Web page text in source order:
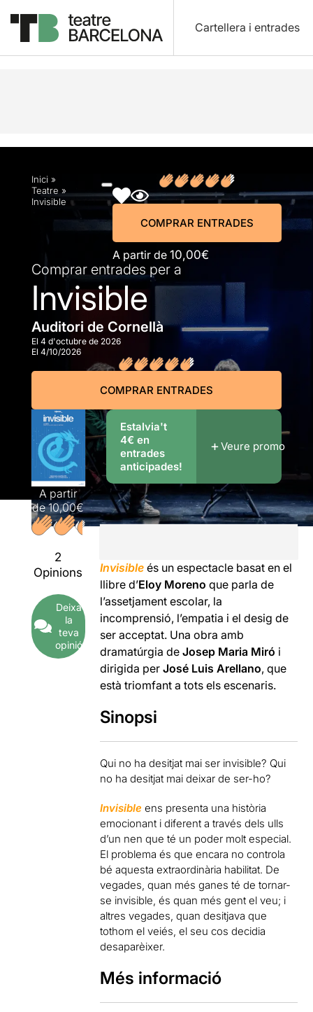
Cartellera i entrades
Descripció Horaris Fitxa artística Fotos i
Inici »
Teatre »
Invisible
A partir de 10,00€
COMPRAR ENTRADES
Comprar entrades per a
Invisible
Auditori de Cornellà
El 4 d'octubre de 2026
El 4/10/2026
COMPRAR ENTRADES
A partir
de10,00€
2
Opinions
Deixa
la
teva
opinió
Estalvia't
4€ en
entrades
anticipades!
Veure promo
Invisible és un espectacle basat en el
llibre d’Eloy Morenoque parla de
l’assetjament escolar, la
incomprensió, l’empatia i el desig de
ser acceptat. Una obra amb
dramatúrgia deJosep Maria Miró i
dirigida perJosé Luis Arellano, que
està triomfant a tots els escenaris.
Sinopsi
Qui no ha desitjat mai ser invisible? Qui
no ha desitjat mai deixar de ser-ho?
Invisible ens presenta una història
emocionant i diferent a través dels ulls
d’un nen que té un poder molt especial.
El problema és que encara no controla
bé aquesta extraordinària habilitat. De
vegades, quan més ganes té de tornar-
se invisible, és quan més gent el veu; i
altres vegades, quan desitjava que
tothom el veiés, el seu cos decidia
desaparèixer.
Més informació